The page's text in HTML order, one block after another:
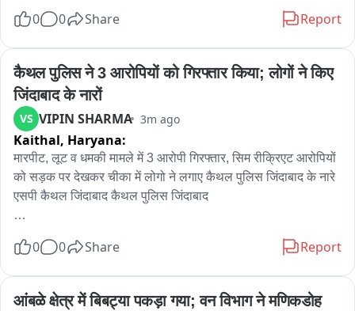
0 0 Share Report
कैथल पुलिस ने 3 आरोपियों को गिरफ्तार किया; लोगों ने किए
जिंदाबाद के नारों
VS VIPIN SHARMA 3m ago
Kaithal, Haryana:
मारपीट, लूट व धमकी मामले में 3 आरोपी गिरफ्तार, सिम रीक्रिएट आरोपियों
को सड़क पर देखकर चीका में लोगो ने लगाए कैथल पुलिस जिंदाबाद के नारे
एसपी कैथल जिंदाबाद कैथल पुलिस जिंदाबाद
मारपीट, लूट और जान से मारने की धमकी के मामले में बड़ी सफलता हासिल
सीआईए-1, सीआई चीका और थाना गुहला की संयुक्त टीम ने हरदीप,
0 0 Share Report
आंबळे क्षेत्र में बिबट्या पकड़ा गया; वन विभाग ने मणिकडोह